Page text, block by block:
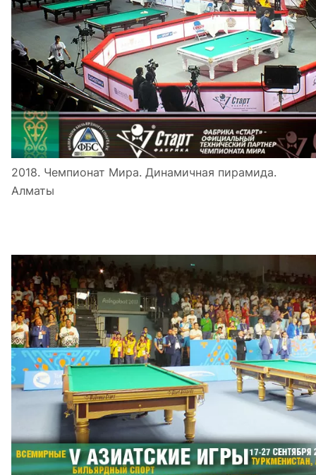
2018. Чемпионат Мира. Динамичная пирамида.
Алматы